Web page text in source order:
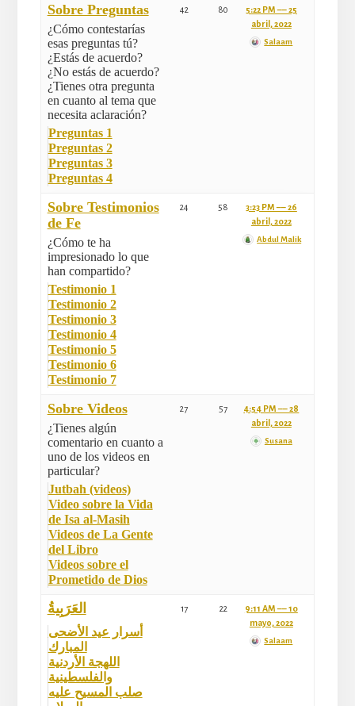
Sobre Preguntas
¿Cómo contestarías
esas preguntas tú?
¿Estás de acuerdo?
¿No estás de acuerdo?
¿Tienes otra pregunta
en cuanto al tema que
necesita aclaración?
Preguntas 1
Preguntas 2
Preguntas 3
Preguntas 4
42 80
5:22 PM –– 25
abril, 2022
Salaam
Sobre Testimonios
de Fe
¿Cómo te ha
impresionado lo que
han compartido?
Testimonio 1
Testimonio 2
Testimonio 3
Testimonio 4
Testimonio 5
Testimonio 6
Testimonio 7
24 58
3:23 PM –– 26
abril, 2022
Abdul Malik
Sobre Videos
¿Tienes algún
comentario en cuanto a
uno de los videos en
particular?
Jutbah (videos)
Video sobre la Vida
de Isa al-Masih
Videos de La Gente
del Libro
Videos sobre el
Prometido de Dios
27 57
4:54 PM –– 28
abril, 2022
Susana
العَرَبِيةُ
أسرار عيد الأضحى
المبارك
اللهجة الأردنية
والفلسطينية
صلب المسيح عليه
17 22
9:11 AM –– 10
mayo, 2022
Salaam